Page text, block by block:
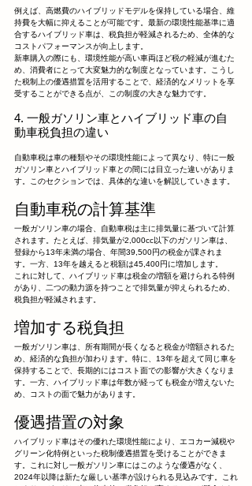
例えば、高燃費のハイブリッドモデルを保持している場合、維
持費を大幅に抑えることが可能です。最新の環境性能基準に適
合するハイブリッド車は、税負担が軽減されるため、全体的な
コストパフォーマンスが向上します。
新車購入の際にも、環境性能が高い車両ほど税の軽減が進むた
め、消費者にとって大変魅力的な制度となっています。こうし
た税制上の優遇措置を活用することで、経済的なメリットを享
受することができる点が、この制度の大きな魅力です。
4. 一般ガソリン車とハイブリッド車の自
動車税負担の違い
自動車税は車の種類やその環境性能によって異なり、特に一般
ガソリン車とハイブリッド車との間には目立った違いがありま
す。このセクションでは、具体的な違いを解説していきます。
自動車税の計算基準
一般ガソリン車の場合、自動車税は主に排気量に基づいて計算
されます。たとえば、排気量が2,000cc以下のガソリン車は、
登録から13年未満の場合、年間39,500円の税金が課されま
す。一方、13年を越えると税額は45,400円に増加します。
これに対して、ハイブリッド車は税金の増額を避けられる特例
があり、二つの動力源を持つことで排気量が抑えられるため、
税負担が軽減されます。
増加する税負担
一般ガソリン車は、所有期間が長くなると税金が増額されるた
め、経済的な負担が加わります。特に、13年を超えて同じ車を
保持することで、長期的にはコスト面での影響が大きくなりま
す。一方、ハイブリッド車は年数が経っても税金が増えないた
め、コストの面で魅力があります。
優遇措置の対象
ハイブリッド車はその優れた環境性能により、エコカー減税や
グリーン化特例といった税制優遇措置を受けることができま
す。これに対し一般ガソリン車にはこのような優遇がなく、
2024年以降は新たな厳しい基準が設けられる見込みです。これ